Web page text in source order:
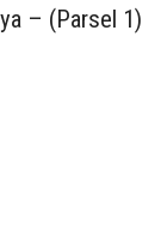
– (Parsel 1)